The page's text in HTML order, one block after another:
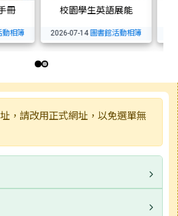
冊
動相簿
校園學生英語展能
2026-07-14 圖書館活動相簿
，請改用正式網址，以免選單無